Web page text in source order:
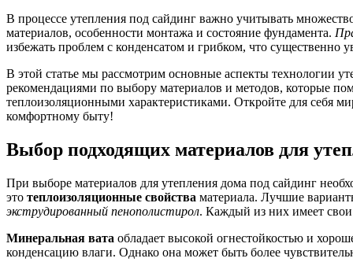
В процессе утепления под сайдинг важно учитывать
материалов, особенности монтажа и состояние фундамента.
избежать проблем с конденсатом и грибком, что существенно
В этой статье мы рассмотрим основные аспекты технологии
рекомендациями по выбору материалов и методов, которые
теплоизоляционными характеристиками. Откройте для себя
комфортному быту!
Выбор подходящих материалов для
При выборе материалов для утепления дома под сайдинг
это теплоизоляционные свойства материала. Лучшие
экструдированный пенополистирол. Каждый из них имеет
Минеральная вата обладает высокой огнестойкостью и
конденсацию влаги. Однако она может быть более